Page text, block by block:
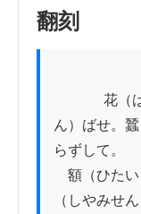
翻刻
ん）ばせ。
らずして。
額（ひたい
（しやみせ